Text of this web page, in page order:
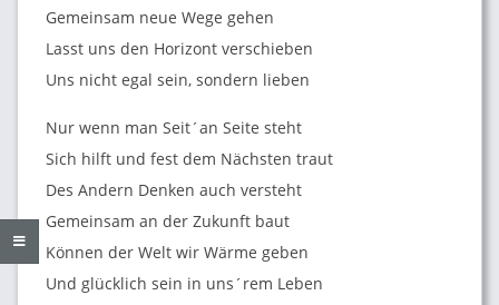
N
G
E
N
Gemeinsam neue Wege gehen
Lasst uns den Horizont verschieben
Uns nicht egal sein, sondern lieben
Nur wenn man Seit´an Seite steht
Sich hilft und fest dem Nächsten traut
Des Andern Denken auch versteht
Gemeinsam an der Zukunft baut
Können der Welt wir Wärme geben
Und glücklich sein in uns´rem Leben